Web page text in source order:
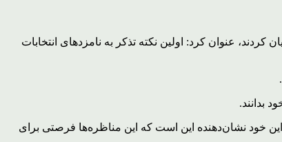
در رابطه با انتخابات ۲ نکته اساسی را طی چند روز اخیر بیان کردند، عنوان کرد: اولین نکته تذکر به نامزدهای انتخابات
بدانند.
و این خود نشان‌دهنده این است که این مناظره‌ها فرصتی برای